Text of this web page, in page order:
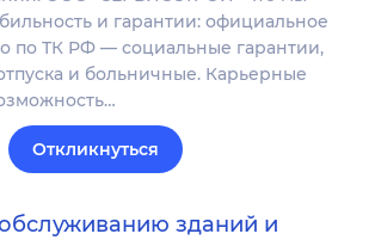
и гарантии: официальное
по ТК РФ — социальные гарантии,
и больничные. Карьерные
Откликнуться
зданий и